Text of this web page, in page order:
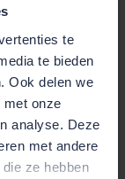
te
te bieden
Ook delen we
met onze
analyse. Deze
met andere
ze hebben